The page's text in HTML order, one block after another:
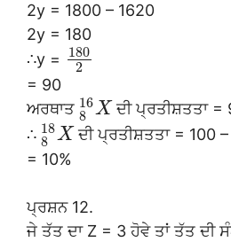
2y = 1800 – 1620
2y = 180
∴y =
180
2
= 90
ਅਰਥਾਤ 16
8 X ਦੀ ਪ੍ਰਤੀਸ਼ਤਤਾ =
∴ 18
8 X ਦੀ ਪ੍ਰਤੀਸ਼ਤਤਾ = 100
= 10%
ਪ੍ਰਸ਼ਨ 12.
ਜੇ ਤੱਤ ਦਾ Z = 3 ਹੋਵੇ ਤਾਂ ਤੱਤ ਦੀ